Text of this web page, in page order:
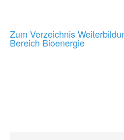
Zum Verzeichnis
Bereich Bioenergie